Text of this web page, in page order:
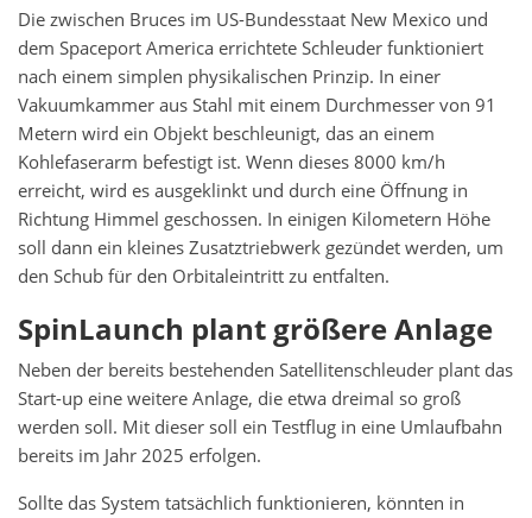
Die zwischen Bruces im US-Bundesstaat New Mexico und
dem Spaceport America errichtete Schleuder funktioniert
nach einem simplen physikalischen Prinzip. In einer
Vakuumkammer aus Stahl mit einem Durchmesser von 91
Metern wird ein Objekt beschleunigt, das an einem
Kohlefaserarm befestigt ist. Wenn dieses 8000 km/h
erreicht, wird es ausgeklinkt und durch eine Öffnung in
Richtung Himmel geschossen. In einigen Kilometern Höhe
soll dann ein kleines Zusatztriebwerk gezündet werden, um
den Schub für den Orbitaleintritt zu entfalten.
SpinLaunch plant größere Anlage
Neben der bereits bestehenden Satellitenschleuder plant das
Start-up eine weitere Anlage, die etwa dreimal so groß
werden soll. Mit dieser soll ein Testflug in eine Umlaufbahn
bereits im Jahr 2025 erfolgen.
Sollte das System tatsächlich funktionieren, könnten in